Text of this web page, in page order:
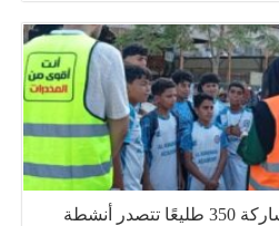
ورش مكافحة الإدمان بمشاركة 350 طليعًا تتصدر أنشطة